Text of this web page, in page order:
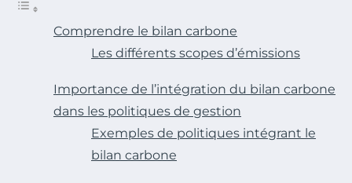
Comprendre le bilan carbone
Les différents scopes d’émissions
Importance de l’intégration du bilan carbone
dans les politiques de gestion
Exemples de politiques intégrant le
bilan carbone